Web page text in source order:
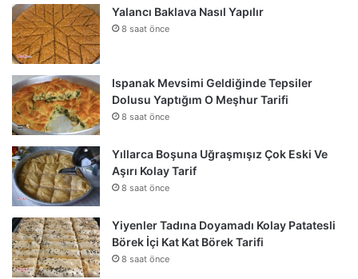
Yalancı Baklava Nasıl Yapılır
8 saat önce
Ispanak Mevsimi Geldiğinde Tepsiler
Dolusu Yaptığım O Meşhur Tarifi
8 saat önce
Yıllarca Boşuna Uğraşmışız Çok Eski Ve
Aşırı Kolay Tarif
8 saat önce
Yiyenler Tadına Doyamadı Kolay Patatesli
Börek İçi Kat Kat Börek Tarifi
8 saat önce